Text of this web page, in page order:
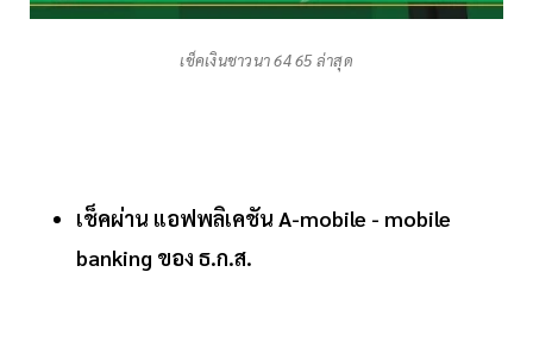
เช็คเงินชาวนา 64 65 ล่าสุด
เช็คผ่าน แอฟพลิเคชัน A-mobile - mobile
banking ของ ธ.ก.ส.